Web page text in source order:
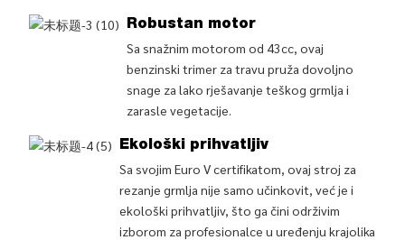
Robustan motor
Sa snažnim motorom od 43cc, ovaj
benzinski trimer za travu pruža dovoljno
snage za lako rješavanje teškog grmlja i
zarasle vegetacije.
Ekološki prihvatljiv
Sa svojim Euro V certifikatom, ovaj stroj za
rezanje grmlja nije samo učinkovit, već je i
ekološki prihvatljiv, što ga čini održivim
izborom za profesionalce u uređenju krajolika